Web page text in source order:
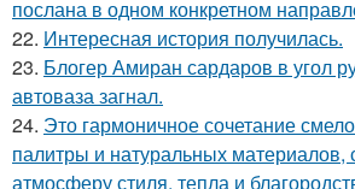
послана в одном конкретном
22. Интересная история получилась.
23. Блогер Амиран сардаров в угол
автоваза загнал.
24. Это гармоничное сочетание
палитры и натуральных
атмосферу стиля, тепла и